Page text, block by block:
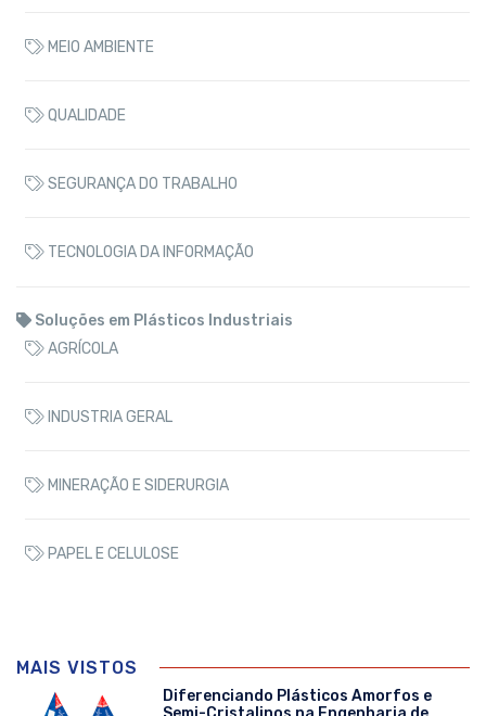
MEIO AMBIENTE
QUALIDADE
SEGURANÇA DO TRABALHO
TECNOLOGIA DA INFORMAÇÃO
Soluções em Plásticos Industriais
AGRÍCOLA
INDUSTRIA GERAL
MINERAÇÃO E SIDERURGIA
PAPEL E CELULOSE
MAIS VISTOS
Diferenciando Plásticos Amorfos e